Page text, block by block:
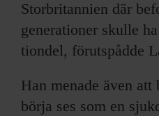
Storbritannien där
generationer skulle
tiondel, förutspådde
Han menade även
börja ses som en